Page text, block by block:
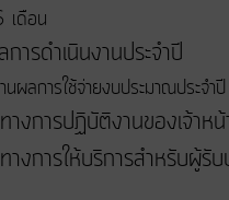
เดือน
ารดำเนินงานประจำปี
นผลการใช้จ่ายงบประมาณประจำปี
งการปฏิบัติงานของเจ้าห
งการให้บริการสำหรับผู้รั